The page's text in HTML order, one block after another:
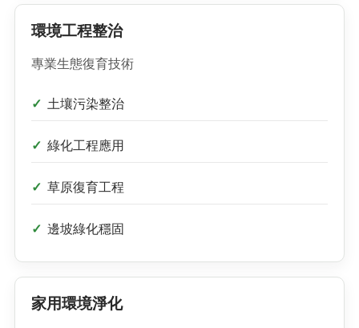
環境工程整治
專業生態復育技術
土壤污染整治
綠化工程應用
草原復育工程
邊坡綠化穩固
家用環境淨化